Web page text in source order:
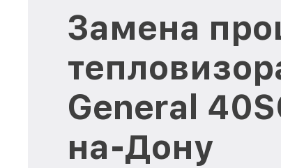
Замена
General
на-Дону